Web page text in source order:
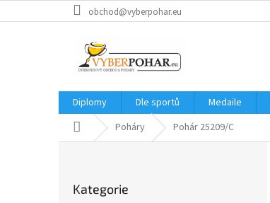
na
obchod@vyberpohar.eu
Diplomy Dle sportů Medaile
Domů Poháry Pohár 25209/C
kategorie
Kategorie